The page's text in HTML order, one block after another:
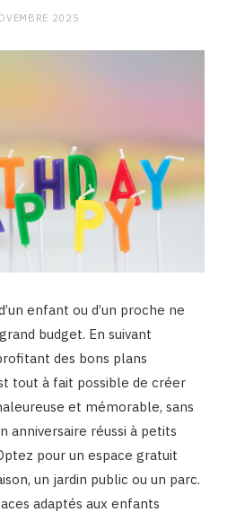
2025
enfant ou d’un proche ne
budget. En suivant
des bons plans
tout à fait possible de créer
et mémorable, sans
anniversaire réussi à petits
pour un espace gratuit
un jardin public ou un parc.
adaptés aux enfants